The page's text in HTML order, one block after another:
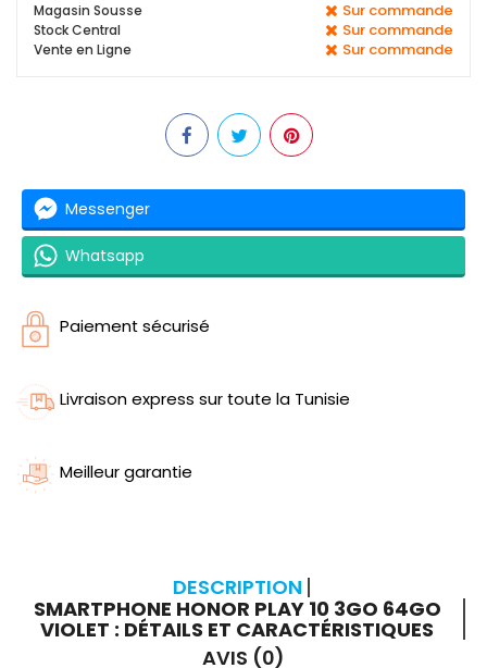
Magasin Sousse Sur commande
Stock Central Sur commande
Vente en Ligne Sur commande
Messenger
Whatsapp
Paiement sécurisé
Livraison express sur toute la Tunisie
Meilleur garantie
DESCRIPTION
SMARTPHONE HONOR PLAY 10 3GO 64GO
VIOLET : DÉTAILS ET CARACTÉRISTIQUES
AVIS (0)